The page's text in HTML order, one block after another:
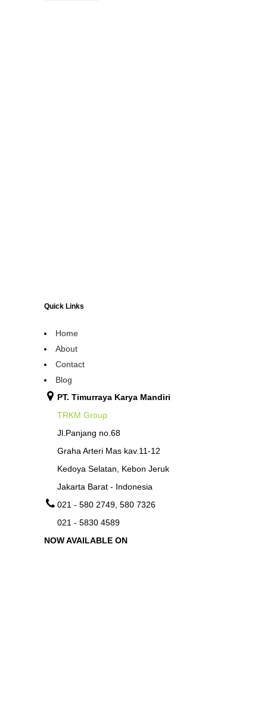
Quick Links
Home
About
Contact
Blog
PT. Timurraya Karya Mandiri
TRKM Group
Jl.Panjang no.68
Graha Arteri Mas kav.11-12
Kedoya Selatan, Kebon Jeruk
Jakarta Barat - Indonesia
021 - 580 2749, 580 7326
021 - 5830 4589
NOW AVAILABLE ON